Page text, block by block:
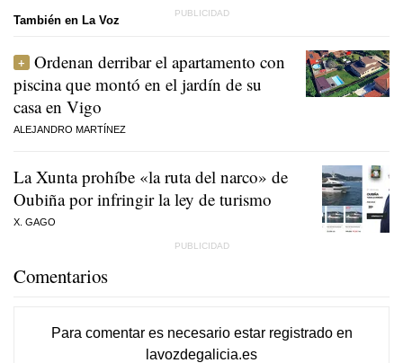
También en La Voz
Ordenan derribar el apartamento con
piscina que montó en el jardín de su
casa en Vigo
ALEJANDRO MARTÍNEZ
La Xunta prohíbe «la ruta del narco» de
Oubiña por infringir la ley de turismo
X. GAGO
Comentarios
Para comentar es necesario estar registradoen
lavozdegalicia.es